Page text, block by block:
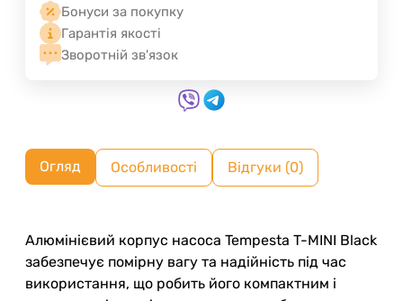
Бонуси за покупку
Гарантія якості
Зворотній зв'язок
Огляд Особливості Відгуки (0)
Алюмінієвий корпус насоса Tempesta T-MINI Black
забезпечує помірну вагу та надійність під час
використання, що робить його компактним і